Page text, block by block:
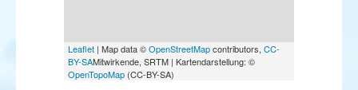
Leaflet | Map data ©OpenStreetMapcontributors, CC-
BY-SAMitwirkende, SRTM | Kartendarstellung: ©
OpenTopoMap (CC-BY-SA)